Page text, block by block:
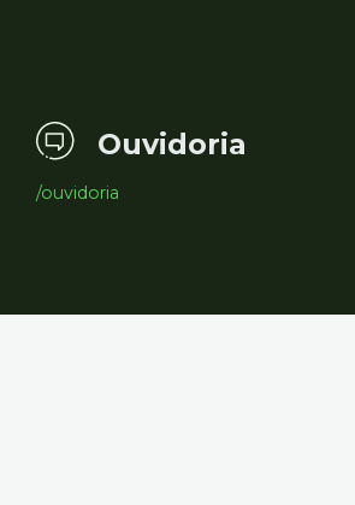
Ouvidoria
/ouvidoria